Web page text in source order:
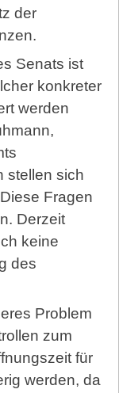
der
Senats ist
konkreter
werden
stellen sich
Fragen
Derzeit
keine
des
Problem
zum
für
werden, da